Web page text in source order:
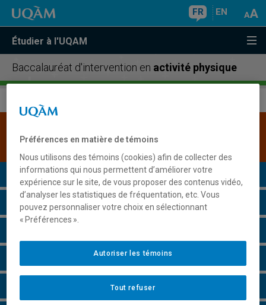
FR EN
Étudier à l'UQAM
Baccalauréat d'intervention en activité physique
disponible.Cliquez ici pour la consulter
Présentation du programme
Conditions d'admission
Grille de cheminement
Préférences en matière de témoins
Nous utilisons des témoins (cookies) afin de collecter des
informations qui nous permettent d’améliorer votre
expérience sur le site, de vous proposer des contenus vidéo,
d’analyser les statistiques de fréquentation, etc. Vous
pouvez personnaliser votre choix en sélectionnant
« Préférences ».
Tout refuser
Autoriser les témoins